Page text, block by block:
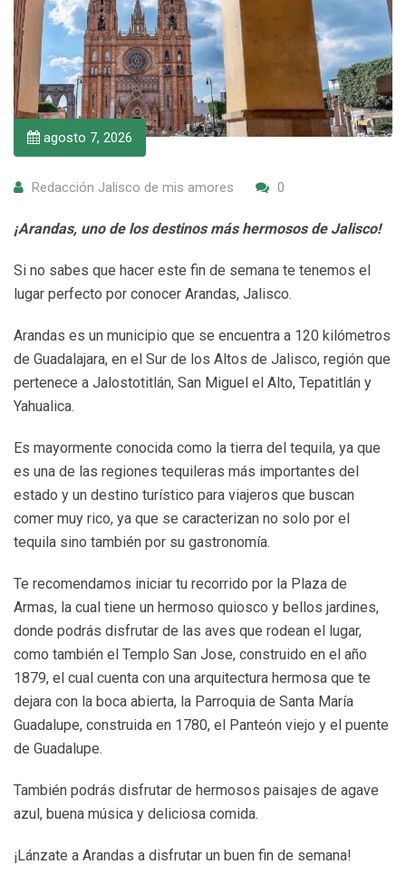
agosto 7, 2026
Redacción Jalisco de mis amores 0
¡Arandas, uno de los destinos más hermosos de Jalisco!
Si no sabes que hacer este fin de semana te tenemos el
lugar perfecto por conocer Arandas, Jalisco.
Arandas es un municipio que se encuentra a 120 kilómetros
de Guadalajara, en el Sur de los Altos de Jalisco, región que
pertenece a Jalostotitlán, San Miguel el Alto, Tepatitlán y
Yahualica.
Es mayormente conocida como la tierra del tequila, ya que
es una de las regiones tequileras más importantes del
estado y un destino turístico para viajeros que buscan
comer muy rico, ya que se caracterizan no solo por el
tequila sino también por su gastronomía.
Te recomendamos iniciar tu recorrido por la Plaza de
Armas, la cual tiene un hermoso quiosco y bellos jardines,
donde podrás disfrutar de las aves que rodean el lugar,
como también el Templo San Jose, construido en el año
1879, el cual cuenta con una arquitectura hermosa que te
dejara con la boca abierta, la Parroquia de Santa María
Guadalupe, construida en 1780, el Panteón viejo y el puente
de Guadalupe.
También podrás disfrutar de hermosos paisajes de agave
azul, buena música y deliciosa comida.
¡Lánzate a Arandas a disfrutar un buen fin de semana!